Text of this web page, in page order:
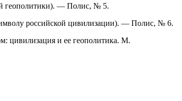
геополитики). — Полис, № 5.
российской цивилизации). — Полис, № 6.
цивилизация и ее геополитика. М.